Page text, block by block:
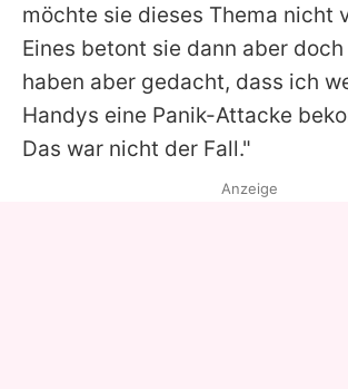
möchte sie dieses Thema nicht
Eines betont sie dann aber
haben aber gedacht, dass ich
Handys eine Panik-Attacke
Das war nicht der Fall."
Anzeige